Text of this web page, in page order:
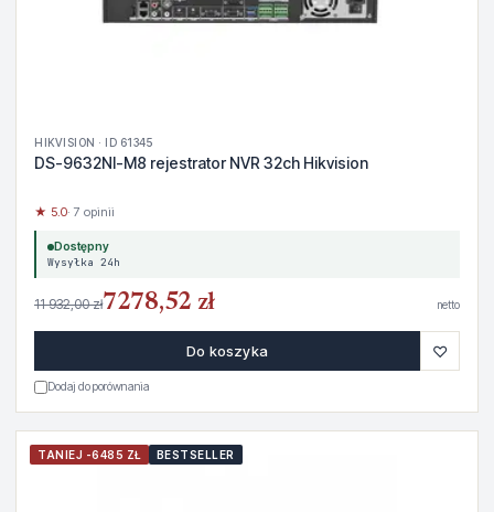
HIKVISION · ID 61345
DS-9632NI-M8 rejestrator NVR 32ch Hikvision
★ 5.0· 7 opinii
Dostępny
Wysyłka 24h
11 932,00 zł7278,52 zł netto
Do koszyka ♡
Dodaj do porównania
TANIEJ -6485 ZŁ BESTSELLER